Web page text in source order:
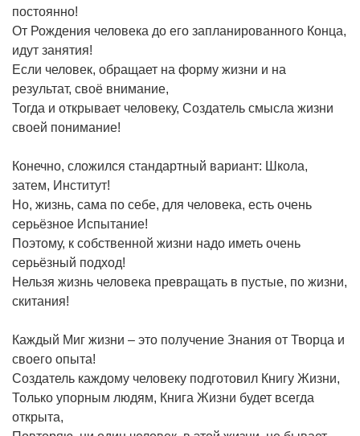
постоянно!
От Рождения человека до его запланированного Конца,
идут занятия!
Если человек, обращает на форму жизни и на
результат, своё внимание,
Тогда и открывает человеку, Создатель смысла жизни
своей понимание!
Конечно, сложился стандартный вариант: Школа,
затем, Институт!
Но, жизнь, сама по себе, для человека, есть очень
серьёзное Испытание!
Поэтому, к собственной жизни надо иметь очень
серьёзный подход!
Нельзя жизнь человека превращать в пустые, по жизни,
скитания!
Каждый Миг жизни – это получение Знания от Творца и
своего опыта!
Создатель каждому человеку подготовил Книгу Жизни,
Только упорным людям, Книга Жизни будет всегда
открыта,